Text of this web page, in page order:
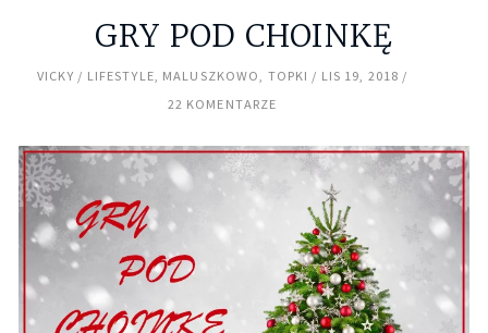
GRY POD CHOINKĘ
VICKY LIFESTYLE, MALUSZKOWO, TOPKI
LIS 19, 2018
22 KOMENTARZE